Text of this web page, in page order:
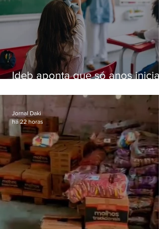
Ideb aponta que só anos
educação
Jornal Daki
há 22 horas